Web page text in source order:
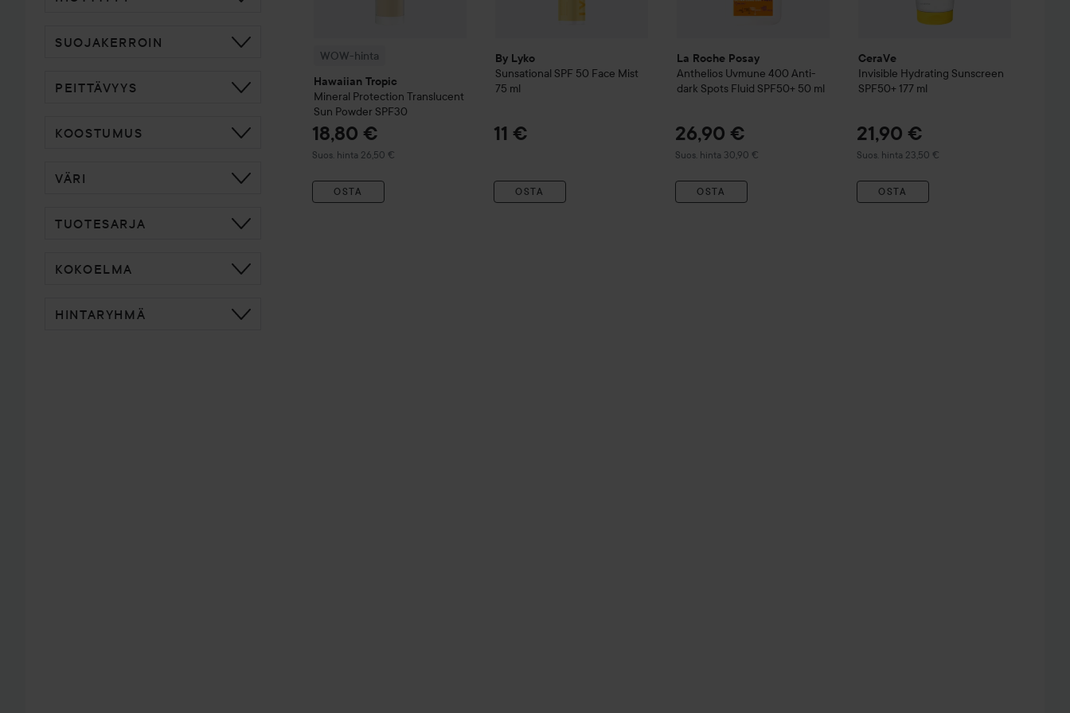
SUOJAKERROIN
PEITTÄVYYS
KOOSTUMUS
VÄRI
TUOTESARJA
KOKOELMA
HINTARYHMÄ
WOW-hinta
Hawaiian Tropic
Mineral Protection Translucent
Sun Powder SPF30
18,80 €
Suos. hinta 26,50 €
Suositeltu hinta 26,50 €
OSTA
By Lyko
Sunsational SPF 50 Face Mist
75 ml
11 €
OSTA
La Roche Posay
Anthelios Uvmune 400 Anti-
dark Spots Fluid SPF50+ 50 ml
26,90 €
Suos. hinta 30,90 €
Suositeltu hinta 30,90 €
OSTA
CeraVe
Invisible Hydrating Sunscreen
SPF50+ 177 ml
21,90 €
Suos. hinta 23,50 €
Suositeltu hinta 23,50 €
OSTA